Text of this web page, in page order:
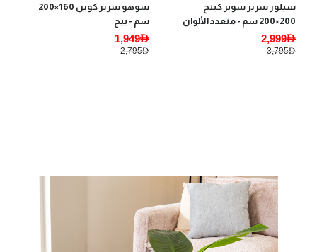
سيلور سرير سوبر كينج
200×200 سم - متعدد الألوان
2,999AED
3,795AED
سوهو سرير كوين 160×200
سم - بيج
1,949AED
2,795AED